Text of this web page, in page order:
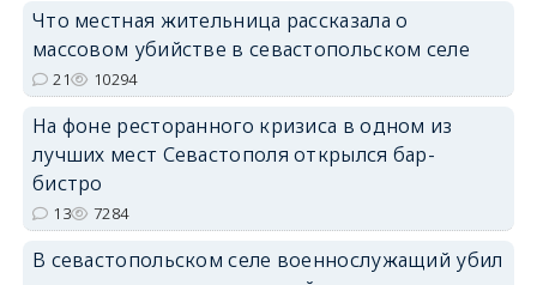
erid: 2SDnjdvhGXG
Что местная жительница рассказала о
массовом убийстве в севастопольском селе
21 10294
На фоне ресторанного кризиса в одном из
лучших мест Севастополя открылся бар-
бистро
13 7284
В севастопольском селе военнослужащий убил